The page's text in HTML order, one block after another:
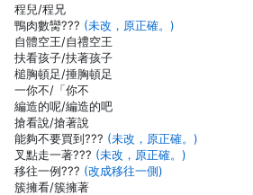
程兒/程兄
鴨肉數臠??? (未改，原正確。)
自體空王/自禮空王
扶看孩子/扶著孩子
槌胸頓足/捶胸頓足
一你不/「你不
編造的呢/編造的吧
搶看說/搶著說
能夠不要買到??? (未改，原正確。)
叉點走一著??? (未改，原正確。)
移往一例??? (改成移往一側)
簇擁看/簇擁著